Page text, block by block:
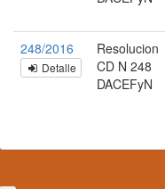
248/2016
Detalle
Resolucion
CD N 248
DACEFyN